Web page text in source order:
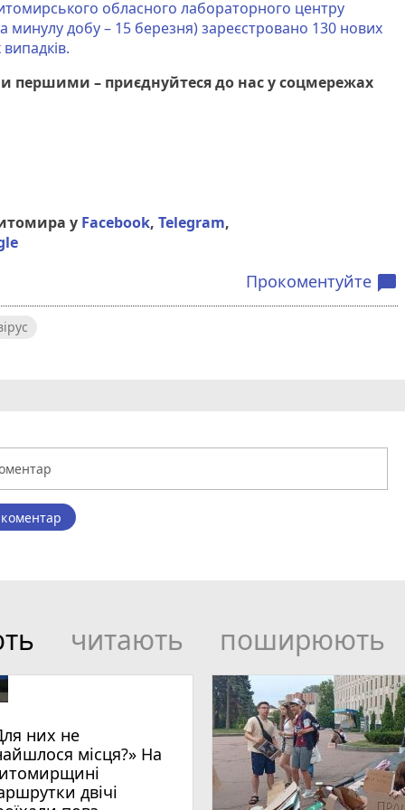
обласного лабораторного центру
минулу добу – 15 березня) зареєстровано 130 нових
першими – приєднуйтеся до нас у соцмережах
у Facebook,Telegram,
Прокоментуйте chat_bubble
читають поширюють
них не
місця?» На
двічі